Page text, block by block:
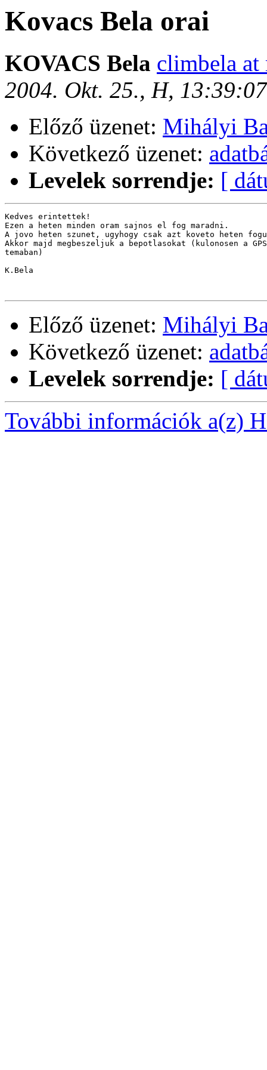
Kovacs Bela orai
KOVACS Bela climbela at
2004. Okt. 25., H,
Előző üzenet: Mihályi
Következő üzenet:
Levelek sorrendje: [
Kedves erintettek!
Ezen a heten minden oram sajnos el fog maradni.
A jovo heten szunet, ugyhogy csak azt koveto heten
Akkor majd megbeszeljuk a bepotlasokat (kulonosen a
temaban)
K.Bela
Előző üzenet: Mihályi
Következő üzenet:
Levelek sorrendje: [
További információk a(z)